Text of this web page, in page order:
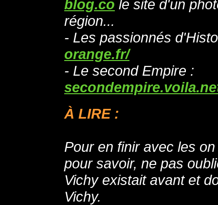
blog.co le site d'un
région...
- Les passionnés
orange.fr/
- Le second Empire :
À LIRE :
Pour en finir avec les
pour savoir, ne pas
Vichy existait avant et
Vichy.